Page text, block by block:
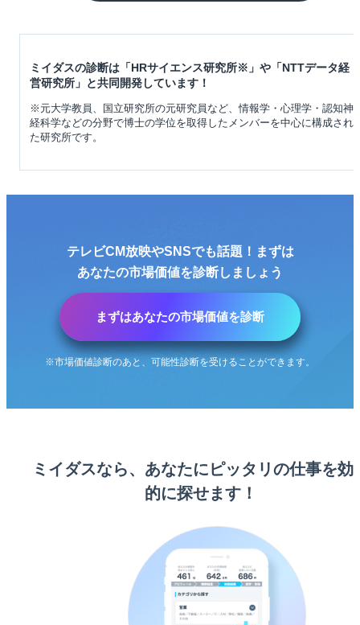
ミイダスの診断は「HRサイエンス研究所※」や「NTTデータ経
営研究所」と共同開発しています！
※元大学教員、国立研究所の元研究員など、情報学・心理学・認知神
経科学などの分野で博士の学位を取得したメンバーを中心に構成され
た研究所です。
テレビCM放映やSNSでも話題！まずは
あなたの市場価値を診断しましょう
まずはあなたの市場価値を診断
※市場価値診断のあと、可能性診断を受けることができます。
ミイダスなら、あなたにピッタリの仕事を効
的に探せます！